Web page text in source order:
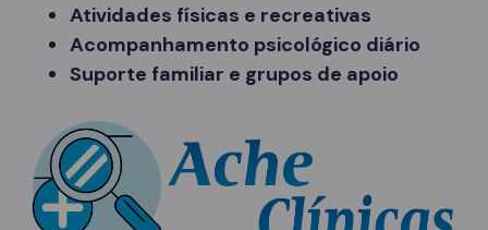
Atividades físicas e recreativas
Acompanhamento psicológico diário
Suporte familiar e grupos de apoio